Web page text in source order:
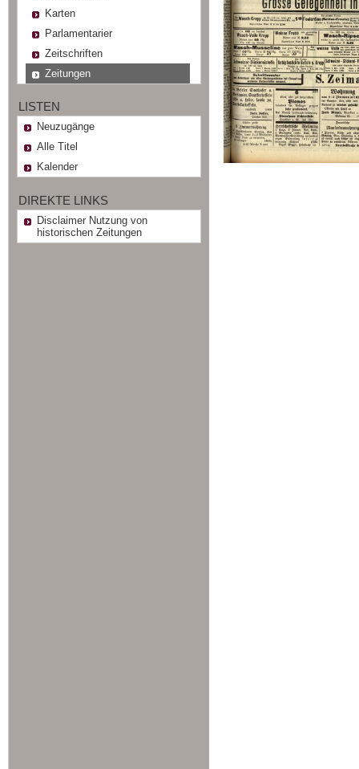
Karten
Parlamentarier
Zeitschriften
Zeitungen
LISTEN
Neuzugänge
Alle Titel
Kalender
DIREKTE LINKS
Disclaimer Nutzung von
historischen Zeitungen